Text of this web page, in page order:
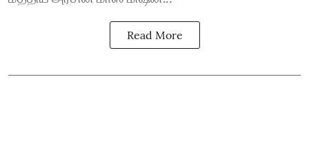
Read More